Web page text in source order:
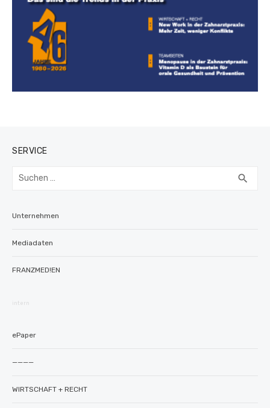
SERVICE
Suchen
search
Unternehmen
Mediadaten
FRANZMED!EN
intern
ePaper
————
WIRTSCHAFT + RECHT